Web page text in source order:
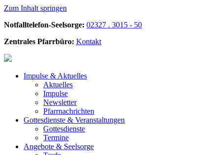
Zum Inhalt springen
Notfalltelefon-Seelsorge: 02327 . 3015 - 50
Zentrales Pfarrbüro: Kontakt
Impulse & Aktuelles
Aktuelles
Impulse
Newsletter
Pfarrnachrichten
Gottesdienste & Veranstaltungen
Gottesdienste
Termine
Angebote & Seelsorge